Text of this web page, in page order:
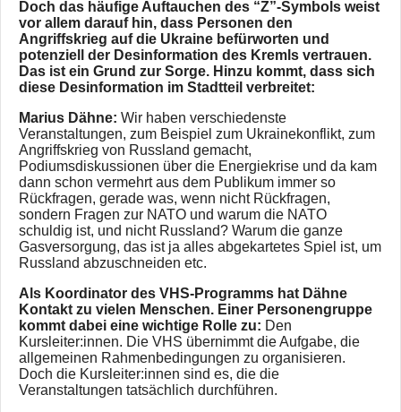
Doch das häufige Auftauchen des “Z”-Symbols weist
vor allem darauf hin, dass Personen den
Angriffskrieg auf die Ukraine befürworten und
potenziell der Desinformation des Kremls vertrauen.
Das ist ein Grund zur Sorge. Hinzu kommt, dass sich
diese Desinformation im Stadtteil verbreitet:
Marius Dähne: Wir haben verschiedenste
Veranstaltungen, zum Beispiel zum Ukrainekonflikt, zum
Angriffskrieg von Russland gemacht,
Podiumsdiskussionen über die Energiekrise und da kam
dann schon vermehrt aus dem Publikum immer so
Rückfragen, gerade was, wenn nicht Rückfragen,
sondern Fragen zur NATO und warum die NATO
schuldig ist, und nicht Russland? Warum die ganze
Gasversorgung, das ist ja alles abgekartetes Spiel ist, um
Russland abzuschneiden etc.
Als Koordinator des VHS-Programms hat Dähne
Kontakt zu vielen Menschen. Einer Personengruppe
kommt dabei eine wichtige Rolle zu: Den
Kursleiter:innen. Die VHS übernimmt die Aufgabe, die
allgemeinen Rahmenbedingungen zu organisieren.
Doch die Kursleiter:innen sind es, die die
Veranstaltungen tatsächlich durchführen.